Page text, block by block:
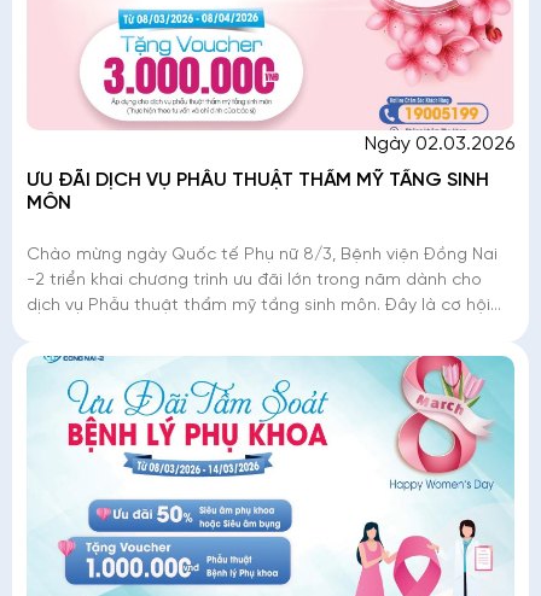
Ngày 02.03.2026
ƯU ĐÃI DỊCH VỤ PHẪU THUẬT THẨM MỸ TẦNG SINH
MÔN
Chào mừng ngày Quốc tế Phụ nữ 8/3, Bệnh viện Đồng Nai
-2 triển khai chương trình ưu đãi lớn trong năm dành cho
dịch vụ Phẫu thuật thẩm mỹ tầng sinh môn. Đây là cơ hội